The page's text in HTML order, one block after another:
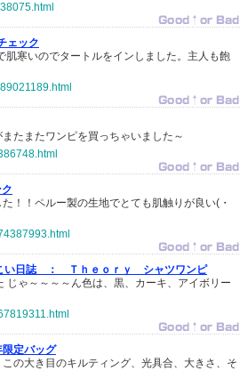
ェック
寒いのでタートルをインしました。主人も飽
たまたワンピを買っちゃいました～
！！ペルー製の生地でとても肌触りが良い(・
い日誌 ：
Ｔｈｅｏｒｙ シャツワンピ
じゃ～～～～ん色は、黒、カーキ、アイボリー
定バッグ
の大き目のキルティング、光具合、大きさ、そ